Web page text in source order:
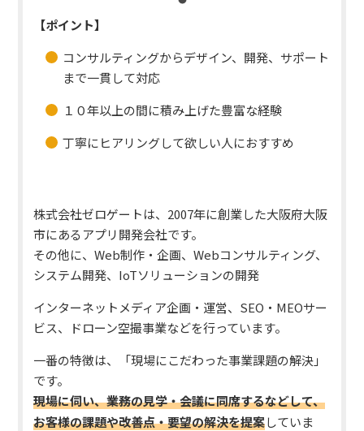
【ポイント】
コンサルティングからデザイン、開発、サポート
まで一貫して対応
１０年以上の間に積み上げた豊富な経験
丁寧にヒアリングして欲しい人におすすめ
株式会社ゼロゲートは、2007年に創業した大阪府大阪
市にあるアプリ開発会社です。
その他に、Web制作・企画、Webコンサルティング、
システム開発、IoTソリューションの開発
インターネットメディア企画・運営、SEO・MEOサー
ビス、ドローン空撮事業などを行っています。
一番の特徴は、「現場にこだわった事業課題の解決」
です。
現場に伺い、業務の見学・会議に同席するなどして、
お客様の課題や改善点・要望の解決を提案していま